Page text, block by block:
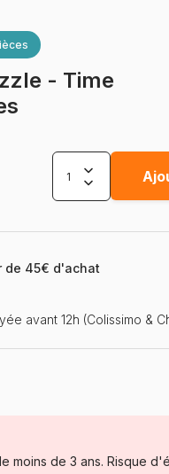
- Time
de 45€ d'achat
avant 12h (Colissimo &
Puzzles - Humour
moins de 3 ans. Risque